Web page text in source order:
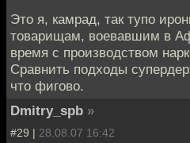
Это я, камрад, так тупо
товарищам, воевавшим в
время с производством
Сравнить подходы
что фигово.
Dmitry_spb »
#29 | 28.08.07 16:42